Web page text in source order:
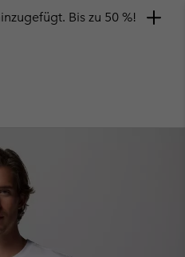
Bis zu 50 %!